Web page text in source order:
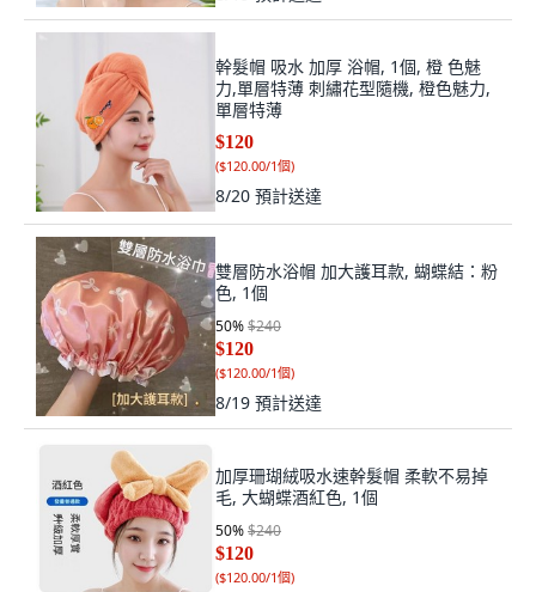
幹髮帽 吸水 加厚 浴帽, 1個, 橙 色魅
力,單層特薄 刺繡花型隨機, 橙色魅力,
單層特薄
$120
($120.00/1個)
8/20 預計送達
雙層防水浴帽 加大護耳款, 蝴蝶結：粉
色, 1個
50%$240
$120
($120.00/1個)
8/19 預計送達
加厚珊瑚絨吸水速幹髮帽 柔軟不易掉
毛, 大蝴蝶酒紅色, 1個
50%$240
$120
($120.00/1個)